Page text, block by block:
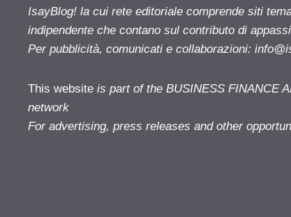
IsayBlog! la cui rete editoriale comprende siti
indipendente che contano sul contributo di
Per pubblicità, comunicati e collaborazioni:
This website is part of the BUSINESS FINANCE
network
For advertising, press releases and other